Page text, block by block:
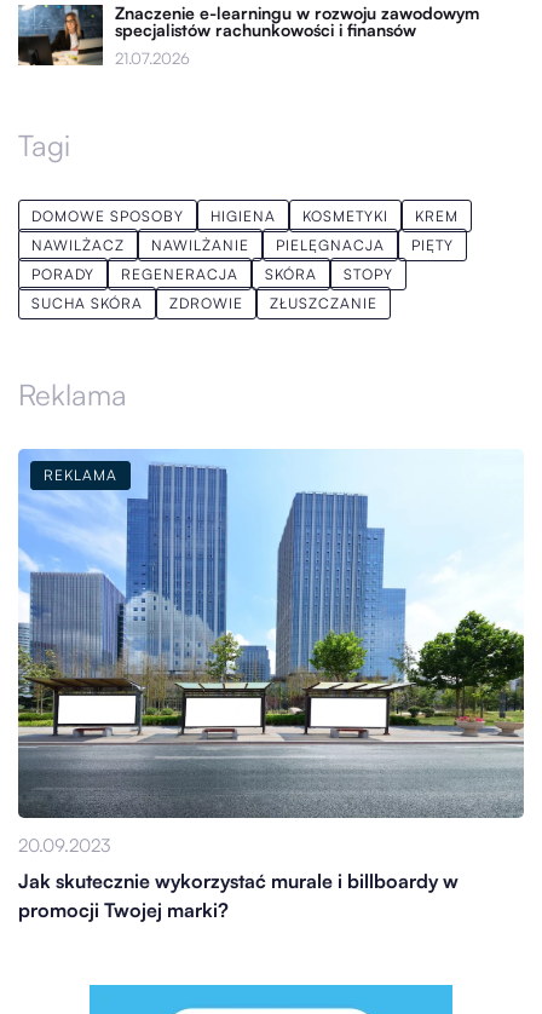
Znaczenie e-learningu w rozwoju zawodowym
specjalistów rachunkowości i finansów
21.07.2026
Tagi
DOMOWE SPOSOBY HIGIENA KOSMETYKI
KREM
NAWILŻACZ
NAWILŻANIE PIELĘGNACJA
PIĘTY
PORADY
REGENERACJA SKÓRA
STOPY
SUCHA SKÓRA
ZDROWIE ZŁUSZCZANIE
Reklama
REKLAMA
20.09.2023
Jak skutecznie wykorzystać murale i billboardy w
promocji Twojej marki?